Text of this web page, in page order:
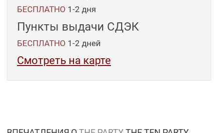
БЕСПЛАТНО 1-2 дня
Пункты выдачи СДЭК
БЕСПЛАТНО 1-2 дней
Смотреть на карте